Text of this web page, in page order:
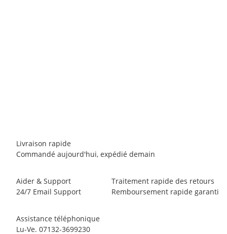
Livraison rapide
Commandé aujourd'hui, expédié demain
Aider & Support
24/7 Email Support
Traitement rapide des retours
Remboursement rapide garanti
Assistance téléphonique
Lu-Ve. 07132-3699230